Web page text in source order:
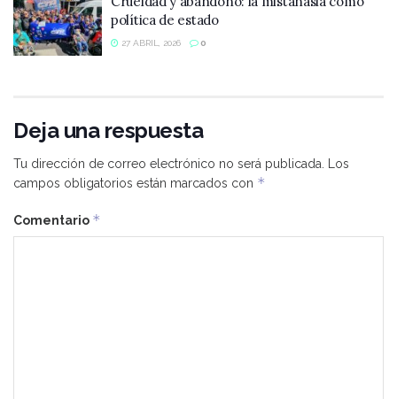
política de estado
27 ABRIL, 2026 0
Deja una respuesta
Tu dirección de correo electrónico no será publicada. Los
campos obligatorios están marcados con *
Comentario *